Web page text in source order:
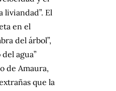
liviandad”. El
en el
del árbol”,
agua”
de Amaura,
que la